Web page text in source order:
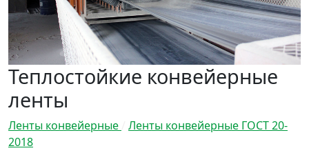
Теплостойкие конвейерные
ленты
Ленты конвейерные
Ленты конвейерные ГОСТ 20-
2018